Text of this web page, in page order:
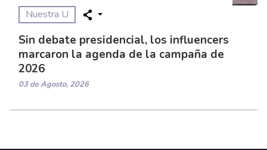
Nuestra U
Sin debate presidencial, los influencers
marcaron la agenda de la campaña de
2026
03 de Agosto, 2026